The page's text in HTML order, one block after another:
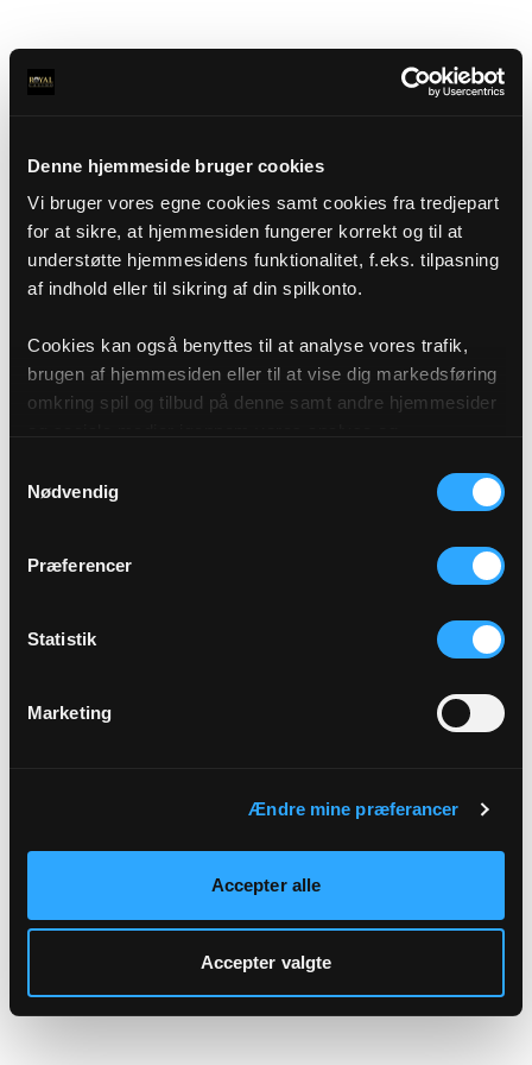
Denne hjemmeside bruger cookies
Vi bruger vores egne cookies samt cookies fra tredjepart
for at sikre, at hjemmesiden fungerer korrekt og til at
understøtte hjemmesidens funktionalitet, f.eks. tilpasning
af indhold eller til sikring af din spilkonto.
Cookies kan også benyttes til at analyse vores trafik,
brugen af hjemmesiden eller til at vise dig markedsføring
omkring spil og tilbud på denne samt andre hjemmesider
af cookies under "Detaljer" eller ved at klikke videre til
vores Cookiepolitik, som du finder i bunden af vores
Nødvendig
Præferencer
Statistik
Marketing
Ændre mine præferancer
Accepter alle
Accepter valgte